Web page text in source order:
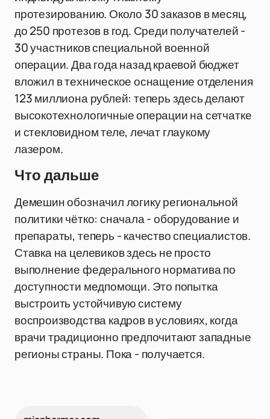
протезированию. Около 30 заказов в месяц,
до 250 протезов в год. Среди получателей -
30 участников специальной военной
операции. Два года назад краевой бюджет
вложил в техническое оснащение отделения
123 миллиона рублей: теперь здесь делают
высокотехнологичные операции на сетчатке
и стекловидном теле, лечат глаукому
лазером.
Что дальше
Демешин обозначил логику региональной
политики чётко: сначала - оборудование и
препараты, теперь - качество специалистов.
Ставка на целевиков здесь не просто
выполнение федерального норматива по
доступности медпомощи. Это попытка
выстроить устойчивую систему
воспроизводства кадров в условиях, когда
врачи традиционно предпочитают западные
регионы страны. Пока - получается.